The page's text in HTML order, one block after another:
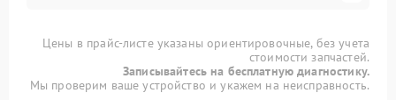
Цены в прайс-листе указаны ориентировочные, без учета
стоимости запчастей.
Записывайтесь на бесплатную диагностику.
Мы проверим ваше устройство и укажем на неисправность.